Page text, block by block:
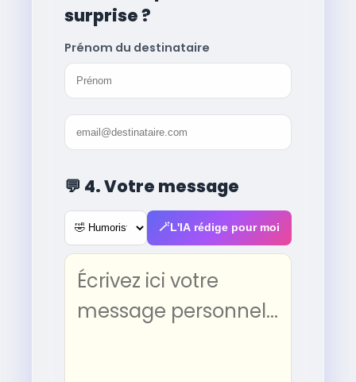
surprise ?
Prénom du destinataire
💬 4. Votre message
🪄 L'IA rédige pour moi